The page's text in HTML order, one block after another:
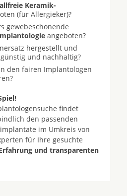
Keramik-
(für Allergieker)?
gewebeschonende
angeboten?
hergestellt und
und nachhaltig?
den fairen Implantologen
findet
den passenden
im Umkreis von
für Ihre gesuchte
und transparenten